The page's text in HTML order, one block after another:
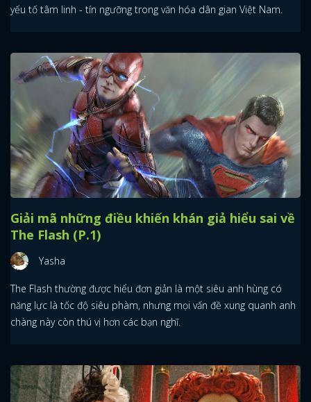
yếu tố tâm linh - tín ngưỡng trong văn hóa dân gian Việt Nam.
Giải mã những điều khiến khán giả hiểu sai về
The Flash (P.1)
Yasha
The Flash thường được hiểu đơn giản là một siêu anh hùng có
năng lực là tốc độ siêu phàm, nhưng mọi vấn đề xung quanh anh
chàng này còn thú vị hơn các bạn nghĩ.